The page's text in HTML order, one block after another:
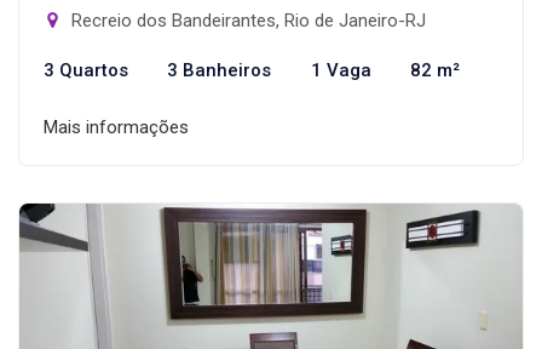
Recreio dos Bandeirantes, Rio de Janeiro-RJ
3 Quartos 3 Banheiros 1 Vaga 82 m²
Mais informações